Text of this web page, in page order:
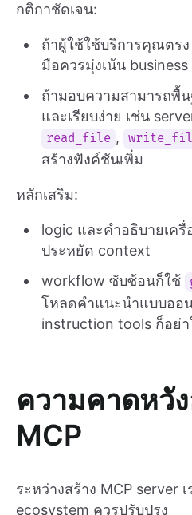
กติกาชัดเจน:
ถ้าผู้ใช้ใช้บริการคุณตรง
มือควรมุ่งเน้น business
ถ้ามอบความสามารถพื้น
และเรียบง่าย เช่น
read_file ,
สร้างฟังค์ชันเพิ่ม
หลักเสริม:
logic และคำอธิบายเครื่
ประหยัด context
workflow ซับซ้อนก็ใช้
โหลดคำแนะนำแบบออ
instruction tools ก็อย่า
ความคาดหวั
MCP
ระหว่างสร้าง MCP server
ecosystem ควรปรับปรุง